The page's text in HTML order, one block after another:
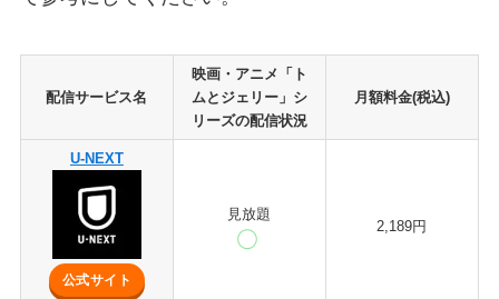
配信サービス名
映画・アニメ「ト
ムとジェリー」シ
リーズの配信状況
月額料金(税込)
U-NEXT
公式サイト
見放題
2,189円